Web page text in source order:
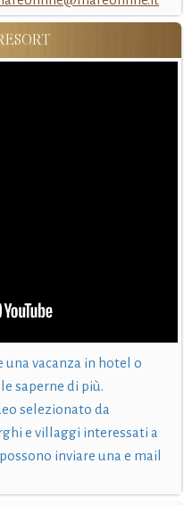
vacanza in hotel o
saperne di più.
selezionato da
e villaggi interessati a
inviare una e mail